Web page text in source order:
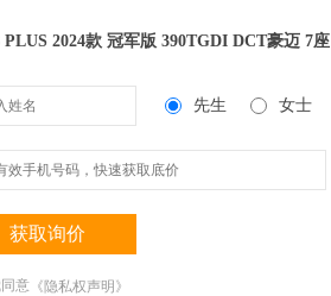
PLUS 2024款 冠军版 390TGDI DCT豪迈 7座
先生 女士
获取询价
意 《隐私权声明》